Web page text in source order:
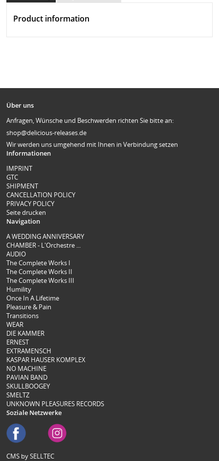
Product information
Über uns
Anfragen, Wünsche und Beschwerden richten Sie bitte an:
shop@delicious-releases.de
Wir werden uns umgehend mit Ihnen in Verbindung setzen
Informationen
IMPRINT
GTC
SHIPMENT
CANCELLATION POLICY
PRIVACY POLICY
Seite drucken
Navigation
A WEDDING ANNIVERSARY
CHAMBER - L'Orchestre ...
AUDIO
The Complete Works I
The Complete Works II
The Complete Works III
Humility
Once In A Lifetime
Pleasure & Pain
Transitions
WEAR
DIE KAMMER
ERNEST
EXTRAMENSCH
KASPAR HAUSER KOMPLEX
NO MACHINE
PAVIAN BAND
SKULLBOOGEY
SMELTZ
UNKNOWN PLEASURES RECORDS
Soziale Netzwerke
CMS by SELLTEC